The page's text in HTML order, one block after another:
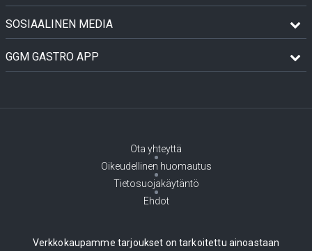
SOSIAALINEN MEDIA
GGM GASTRO APP
Ota yhteyttä
Oikeudellinen huomautus
Tietosuojakäytäntö
Ehdot
Verkkokaupamme tarjoukset on tarkoitettu ainoastaan